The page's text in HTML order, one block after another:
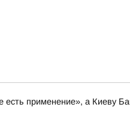
применение», а Киеву